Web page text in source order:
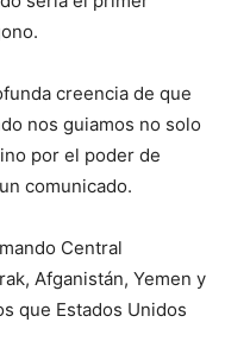
creencia de que
nos guiamos no solo
por el poder de
comunicado.
Central
Afganistán, Yemen y
que Estados Unidos